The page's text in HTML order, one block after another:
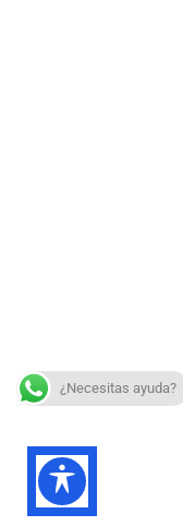
¿Necesitas ayuda?